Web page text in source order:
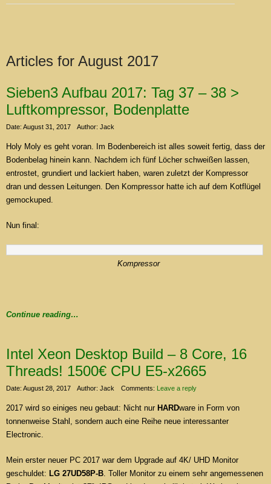
Articles for August 2017
Sieben3 Aufbau 2017: Tag 37 – 38 >
Luftkompressor, Bodenplatte
Date: August 31, 2017 Author: Jack
Holy Moly es geht voran. Im Bodenbereich ist alles soweit fertig, dass der
Bodenbelag hinein kann. Nachdem ich fünf Löcher schweißen lassen,
entrostet, grundiert und lackiert haben, waren zuletzt der Kompressor
dran und dessen Leitungen. Den Kompressor hatte ich auf dem Kotflügel
gemockuped.
Nun final:
Kompressor
Continue reading…
Intel Xeon Desktop Build – 8 Core, 16
Threads! 1500€ CPU E5-x2665
Date: August 28, 2017 Author: Jack Comments: Leave a reply
2017 wird so einiges neu gebaut: Nicht nur HARDware in Form von
tonnenweise Stahl, sondern auch eine Reihe neue interessanter
Electronic.
Mein erster neuer PC 2017 war dem Upgrade auf 4K/ UHD Monitor
geschuldet: LG 27UD58P-B. Toller Monitor zu einem sehr angemessenen